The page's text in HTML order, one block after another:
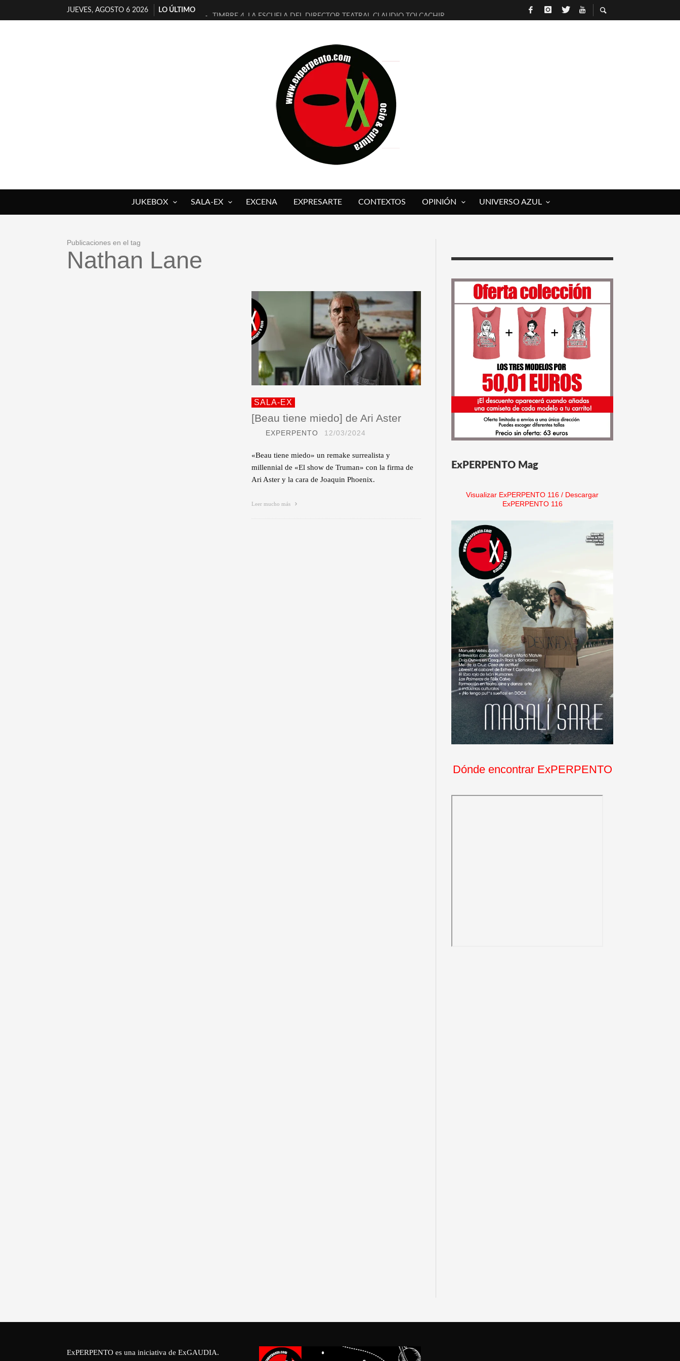
JUEVES, AGOSTO 6 2026
LO ÚLTIMO
TIMBRE 4, LA ESCUELA DEL DIRECTOR TEATRAL CLAUDIO TOLCACHIR
MILITARES JUDÍAS EN #EXVITA
D’BALDOMEROS REINVENTAN [BITÁCORA 3.0] EN EXVITA
MARSHALL FLASH PRESENTA EN EXVITA [RELATIVA SENCILLEZ]
JOFRE BARDAGÍ EN EXVITA INTERPRETANDO A SERRAT
YORCH PRESENTA [CURSO DE ARMONÍA PERSECUTORIA] EN EXVITA
MAGALÍ SARE NOS EXPLICA [DESCASADA]
JUKEBOX SALA-EX EXCENA EXPRESARTE CONTEXTOS OPINIÓN UNIVERSO AZUL
Publicaciones en el tag
Nathan Lane
SALA-EX
[Beau tiene miedo] de Ari Aster
EXPERPENTO 12/03/2024
«Beau tiene miedo» un remake surrealista y
millennial de «El show de Truman» con la firma de
Ari Aster y la cara de Joaquin Phoenix.
Leer mucho más
ExPERPENTO Mag
Visualizar ExPERPENTO 116 / Descargar
ExPERPENTO 116
Dónde encontrar ExPERPENTO
ExPERPENTO es una iniciativa de ExGAUDIA.